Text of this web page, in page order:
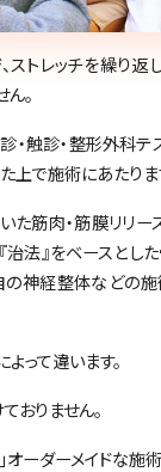
ストレッチを繰り
。
・触診・整形外科テ
上で施術にあたりま
筋肉・筋膜リリー
法』をベースとし
の神経整体などの施
って違います。
おりません。
オーダーメイドな施術